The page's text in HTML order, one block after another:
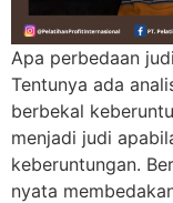
Apa perbedaan
Tentunya ada
berbekal
menjadi judi
keberuntungan.
nyata